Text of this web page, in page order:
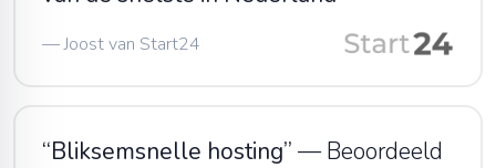
—Joost van Start24
“Bliksemsnelle hosting” —Beoordeeld